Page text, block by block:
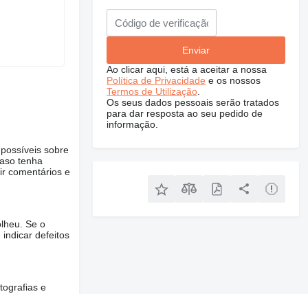
sobre
tenha
comentários e
Se o
defeitos
e
Ao clicar aqui, está a aceitar a nossa
Política de Privacidade e os nossos
Termos de Utilização
Os seus dados pessoais serão tratados
para dar resposta ao seu pedido de
informação.